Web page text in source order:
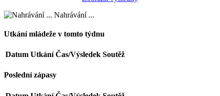
Nahrávání ...
Utkání mládeže v tomto týdnu
Datum Utkání Čas/Výsledek Soutěž
Poslední zápasy